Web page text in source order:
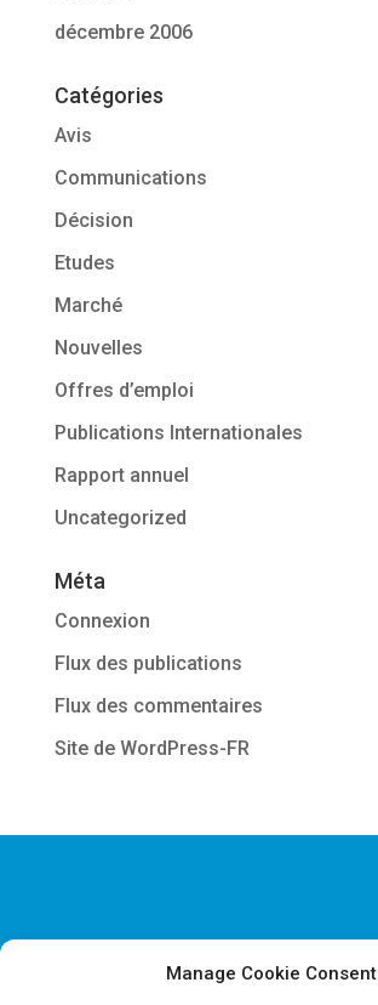
Manage Cookie Consent
décembre 2006
Catégories
Avis
Communications
Décision
Etudes
Marché
Nouvelles
Offres d’emploi
Publications Internationales
Rapport annuel
Uncategorized
Méta
Connexion
Flux des publications
Flux des commentaires
Site de WordPress-FR
Disclaimer & Informations juridiques